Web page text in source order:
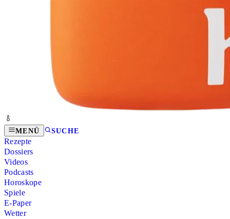
MENÜ SUCHE
Rezepte
Dossiers
Videos
Podcasts
Horoskope
Spiele
E-Paper
Wetter